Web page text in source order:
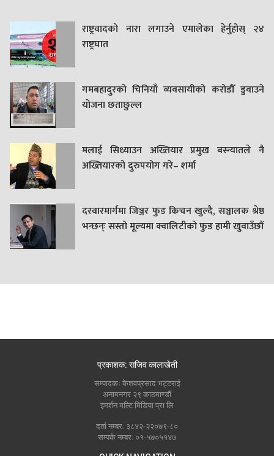
राष्ट्रवादको नारा लगाउने एमालेका हेर्नुहोस् २४
राष्ट्रघात
गमबहादुरकाे चिनियाँ व्यवसायीको करोडौँ डुवाउने
याेजना छताछुल्ल
मलाई सिध्याउन अख्तियार प्रमुख बस्न्यातले नै
अख्तियारको दुरुपयोग गरे– शर्मा
दरवारमार्गमा जिञ्जर फुड किचन खुल्दै, सञ्चालक श्रेष्ठ
भन्छन्ः सस्तो मूल्यमा क्वालिटीको फुड हामी खुवाउँछौं
प्रकाशक: सजिव कालाखेती
सम्पादकः केशवप्रसाद भट्टराई
अनामनगर २९ काठमाण्डौं
इमर्शन मल्टि मिडिया प्रा लि
दर्ता नम्बर: ३८४२-२२०७९-८०
सम्पर्क नम्बर: ०१-५७०५१४७